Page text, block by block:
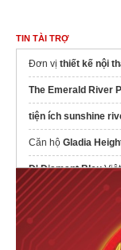
TIN TÀI TRỢ
Đơn vị thiết kế nội
The Emerald River
tiện ích sunshine
Căn hộ Gladia
D'.Diamant Bleu
Dự ánMaison Privée
Mik Vũ Yên
Đà Nẵng